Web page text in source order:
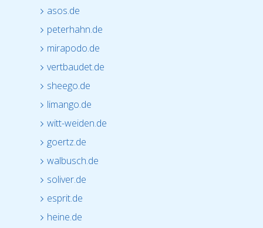
asos.de
peterhahn.de
mirapodo.de
vertbaudet.de
sheego.de
limango.de
witt-weiden.de
goertz.de
walbusch.de
soliver.de
esprit.de
heine.de